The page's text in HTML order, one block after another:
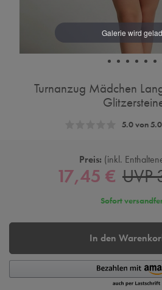
Turnanzug Mädchen
5.0 von 5.0
Preis: inkl.
UVP
17,45 €
Sofort
In den